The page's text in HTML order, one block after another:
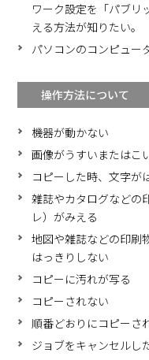
ワーク設定を「パブリ
える方法が知りたい。
パソコンのコンピュー
操作方法について
機器が動かない
画像がうすいまたはこ
コピーした時、文字が
雑誌やカタログなどの
レ）がみえる
地図や雑誌などの印刷
はっきりしない
コピーに汚れが写る
コピーされない
順番どおりにコピーさ
ジョブをキャンセルし